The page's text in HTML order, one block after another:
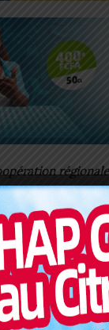
(NCA) ont
accord
et les
nations la
de carte SIM.
et